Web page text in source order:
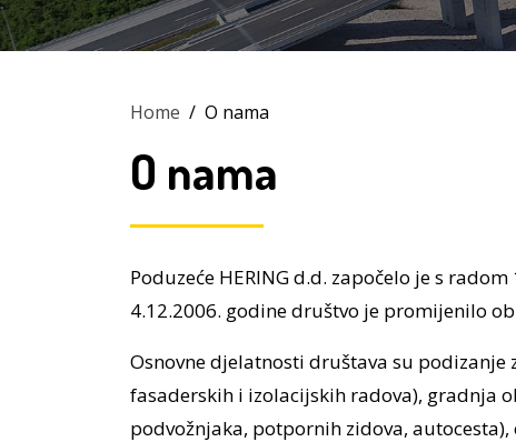
Home / O nama
O nama
Poduzeće HERING d.d. započelo je s
4.12.2006. godine društvo je promijenilo
Osnovne djelatnosti društava su
fasaderskih i izolacijskih radova), gradnja
podvožnjaka, potpornih zidova,